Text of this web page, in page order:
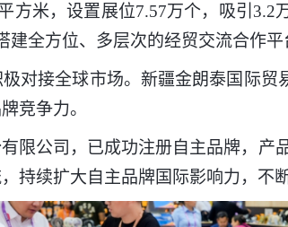
米，设置展位7.57万个，吸引3.2
全方位、多层次的经贸交流合作平
接全球市场。新疆金朗泰国际贸
竞争力。
公司，已成功注册自主品牌，产
持续扩大自主品牌国际影响力，不